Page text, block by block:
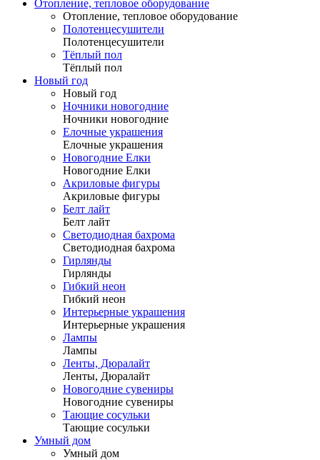
Отопление, тепловое оборудование
Отопление, тепловое оборудование
Полотенцесушители
Полотенцесушители
Тёплый пол
Тёплый пол
Новый год
Новый год
Ночники новогодние
Ночники новогодние
Елочные украшения
Елочные украшения
Новогодние Елки
Новогодние Елки
Акриловые фигуры
Акриловые фигуры
Белт лайт
Белт лайт
Светодиодная бахрома
Светодиодная бахрома
Гирлянды
Гирлянды
Гибкий неон
Гибкий неон
Интерьерные украшения
Интерьерные украшения
Лампы
Лампы
Ленты, Дюралайт
Ленты, Дюралайт
Новогодние сувениры
Новогодние сувениры
Тающие сосульки
Тающие сосульки
Умный дом
Умный дом